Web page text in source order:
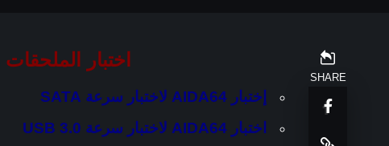
SHARE
اختبار
إختبار AIDA64 لاختبار سرعة SATA
اختبار AIDA64 لاختبار سرعة USB 3.0